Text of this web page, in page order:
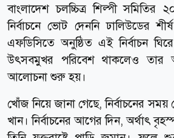
বাংলাদেশ চলচ্চিত্র শিল্পী সমিতির
নির্বাচনে ভোট দেননি ঢালিউডের
এফডিসিতে অনুষ্ঠিত এই নির্বাচন ঘিরে
উৎসবমুখর পরিবেশ থাকলেও তার
আলোচনা শুরু হয়।
খোঁজ নিয়ে জানা গেছে, নির্বাচনের সময়
খান। নির্বাচনের আগের দিন, অর্থাৎ